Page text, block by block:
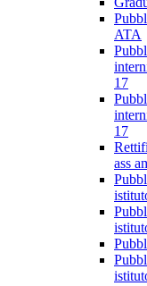
ATA
17
17
ass